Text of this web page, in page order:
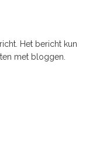
Het bericht kun
met bloggen.